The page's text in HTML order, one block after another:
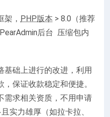
架， PHP版本 > 8.0（推荐
后台 压缩包内
基础上进行的改进，利用
，保证收款稳定和便捷。
需求相关资质，不用申请
实力雄厚（如拉卡拉、